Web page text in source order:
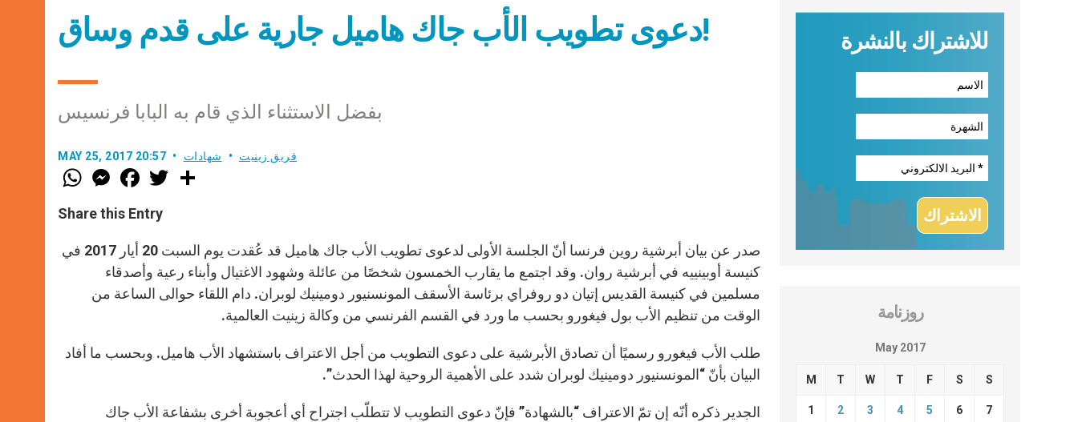
دعوى تطويب الأب جاك هاميل جارية على قدم وساق!
بفضل الاستثناء الذي قام به البابا فرنسيس
MAY 25, 2017 20:57 فريق زينيت شهادات
W
h
t
s
p
p
M
e
s
e
g
e
r
F
a
e
b
o
k
w
r
Share this Entry
صدر عن بيان أبرشية روين فرنسا أنّ الجلسة الأولى لدعوى تطويب الأب جاك هاميل قد عُقدت يوم السبت 20 أيار 2017 في
كنيسة أوبينييه في أبرشية روان. وقد اجتمع ما يقارب الخمسون شخصًا من عائلة وشهود الاغتيال وأبناء رعية وأصدقاء
مسلمين في كنيسة القديس إتيان دو روفراي برئاسة الأسقف المونسنيور دومينيك لوبران. دام اللقاء حوالى الساعة من
الوقت من تنظيم الأب بول فيغورو بحسب ما ورد في القسم الفرنسي من وكالة زينيت العالمية.
طلب الأب فيغورو رسميًا أن تصادق الأبرشية على دعوى التطويب من أجل الاعتراف باستشهاد الأب هاميل. وبحسب ما أفاد
البيان بأنّ “المونسنيور دومينيك لوبران شدد على الأهمية الروحية لهذا الحدث”.
الجدير ذكره أنّه إن تمّ الاعتراف “بالشهادة” فإنّ دعوى التطويب لا تتطلّب اجتراح أي أعجوبة أخرى بشفاعة الأب جاك
للاشتراك بالنشرة
روزنامة
May 2017
M T W T F S S
1 2 3 4 5 6 7